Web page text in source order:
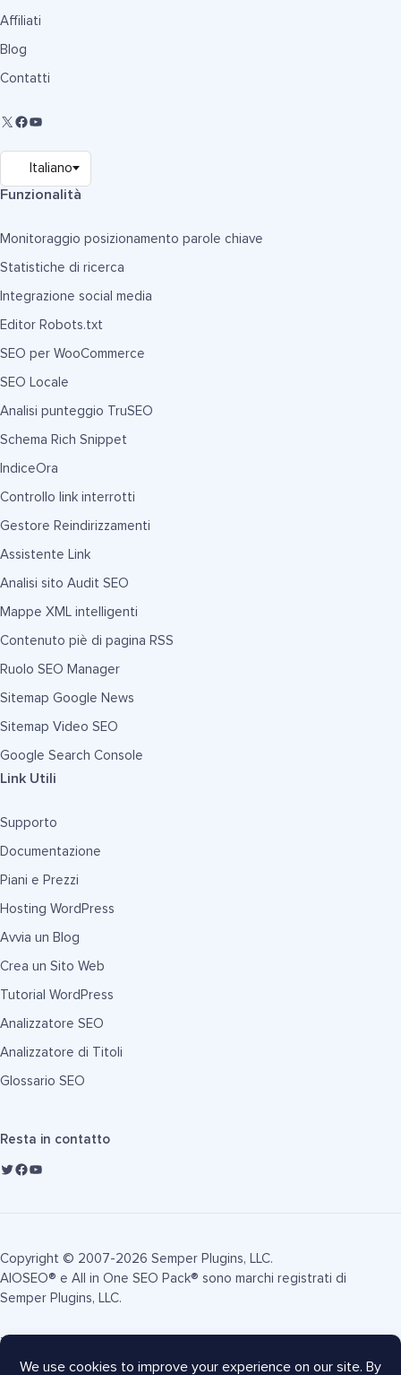
Affiliati
Blog
Contatti
Funzionalità
Monitoraggio posizionamento parole chiave
Statistiche di ricerca
Integrazione social media
Editor Robots.txt
SEO per WooCommerce
SEO Locale
Analisi punteggio TruSEO
Schema Rich Snippet
IndiceOra
Controllo link interrotti
Gestore Reindirizzamenti
Assistente Link
Analisi sito Audit SEO
Mappe XML intelligenti
Contenuto piè di pagina RSS
Ruolo SEO Manager
Sitemap Google News
Sitemap Video SEO
Google Search Console
Link Utili
Supporto
Documentazione
Piani e Prezzi
Hosting WordPress
Avvia un Blog
Crea un Sito Web
Tutorial WordPress
Analizzatore SEO
Analizzatore di Titoli
Glossario SEO
Resta in contatto
Copyright © 2007-2026 Semper Plugins, LLC.
AIOSEO® e All in One SEO Pack® sono marchi registrati di
Semper Plugins, LLC.
Termini di Servizio
Mappa del sito
Coupon AIOSEO